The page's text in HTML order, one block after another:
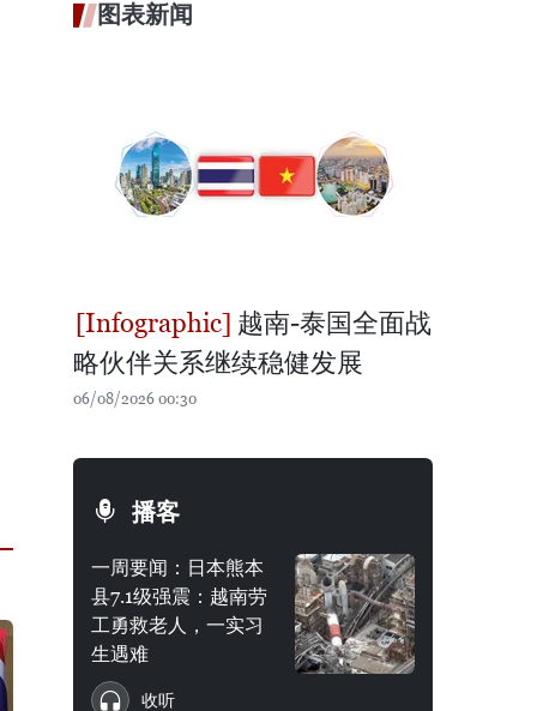
图表新闻
越南-泰国全面战
略伙伴关系继续稳健发展
06/08/2026 00:30
播客
一周要闻：日本熊本
县7.1级强震：越南劳
工勇救老人，一实习
生遇难
收听